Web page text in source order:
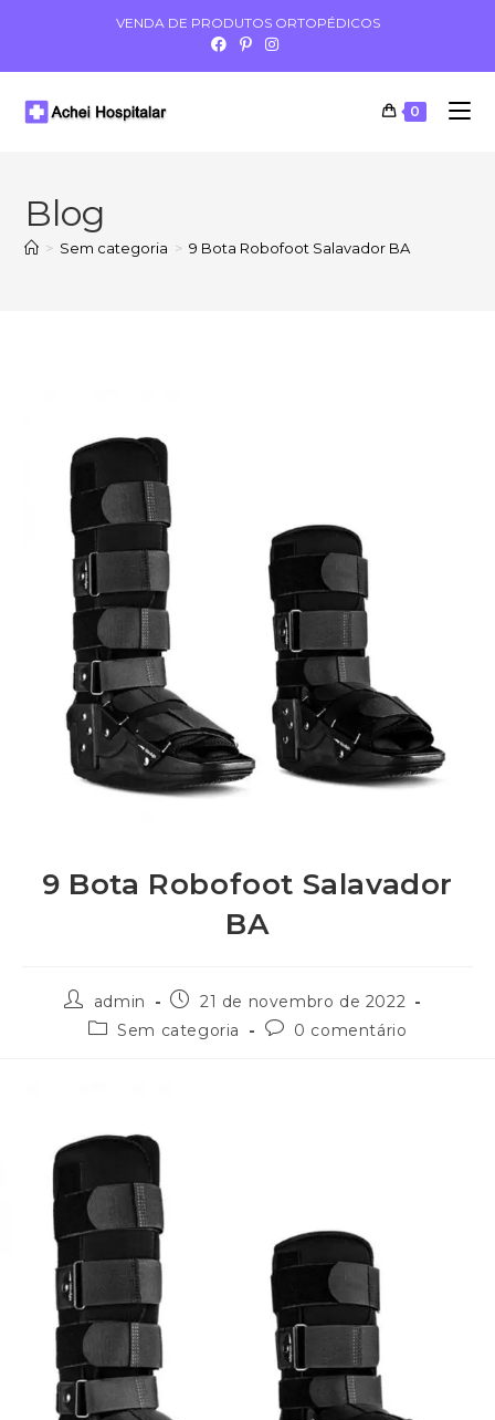
VENDA DE PRODUTOS ORTOPÉDICOS
0
Blog
> Sem categoria > 9 Bota Robofoot Salavador BA
9 Bota Robofoot Salavador
BA
admin
21 de novembro de 2022
Sem categoria
0 comentário